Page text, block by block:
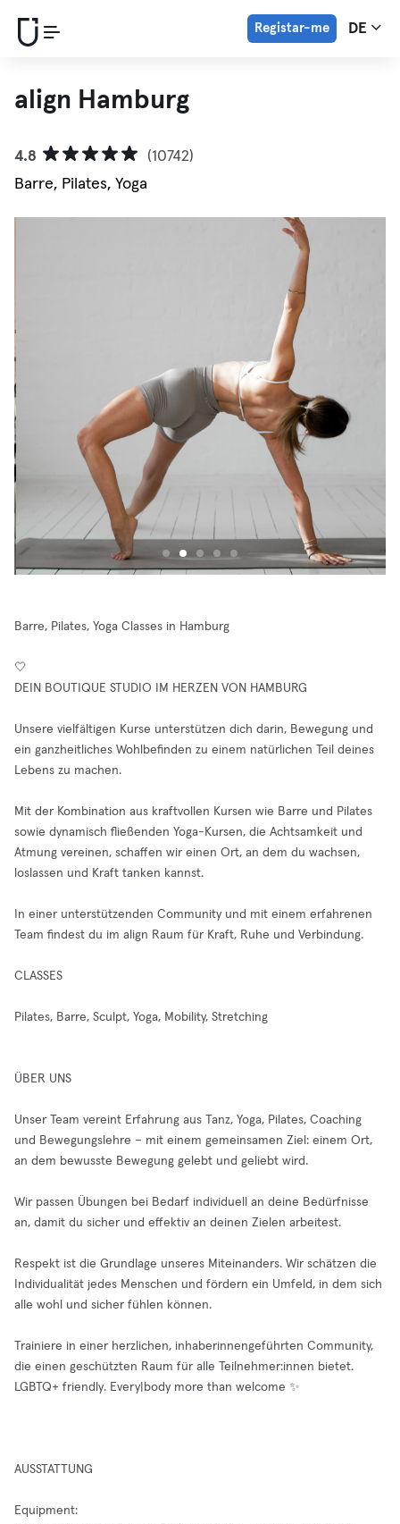
Registar-me DE
align Hamburg
4.8
(10742)
Barre, Pilates, Yoga
Barre, Pilates, Yoga Classes in Hamburg
🤍
DEIN BOUTIQUE STUDIO IM HERZEN VON HAMBURG
Unsere vielfältigen Kurse unterstützen dich darin, Bewegung und
ein ganzheitliches Wohlbefinden zu einem natürlichen Teil deines
Lebens zu machen.
Mit der Kombination aus kraftvollen Kursen wie Barre und Pilates
sowie dynamisch fließenden Yoga-Kursen, die Achtsamkeit und
Atmung vereinen, schaffen wir einen Ort, an dem du wachsen,
loslassen und Kraft tanken kannst.
In einer unterstützenden Community und mit einem erfahrenen
Team findest du im align Raum für Kraft, Ruhe und Verbindung.
CLASSES
Pilates, Barre, Sculpt, Yoga, Mobility, Stretching
ÜBER UNS
Unser Team vereint Erfahrung aus Tanz, Yoga, Pilates, Coaching
und Bewegungslehre – mit einem gemeinsamen Ziel: einem Ort,
an dem bewusste Bewegung gelebt und geliebt wird.
Wir passen Übungen bei Bedarf individuell an deine Bedürfnisse
an, damit du sicher und effektiv an deinen Zielen arbeitest.
Respekt ist die Grundlage unseres Miteinanders. Wir schätzen die
Individualität jedes Menschen und fördern ein Umfeld, in dem sich
alle wohl und sicher fühlen können.
Trainiere in einer herzlichen, inhaberinnengeführten Community,
die einen geschützten Raum für alle Teilnehmer:innen bietet.
LGBTQ+ friendly. Every|body more than welcome ✨
AUSSTATTUNG
Equipment: